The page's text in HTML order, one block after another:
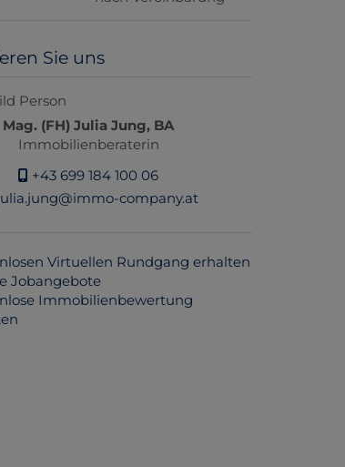
Sie uns
Mag. (FH) Julia Jung, BA
Immobilienberaterin
+43 699 184 100 06
company.at
Virtuellen Rundgang erhalten
Jobangebote
Immobilienbewertung